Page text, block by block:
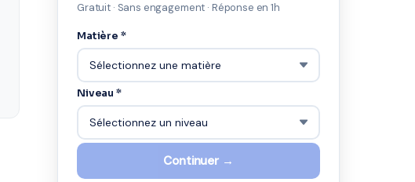
Gratuit · Sans engagement · Réponse en 1h
Matière *
Niveau *
Continuer →